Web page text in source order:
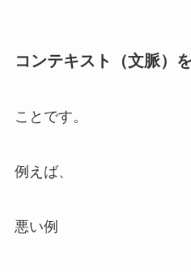
コンテキスト（文脈）
ことです。
例えば、
悪い例